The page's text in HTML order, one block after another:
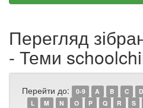
Перегляд
- Теми
Перейти до: 0-9 A B C D
L
M N O P Q R S